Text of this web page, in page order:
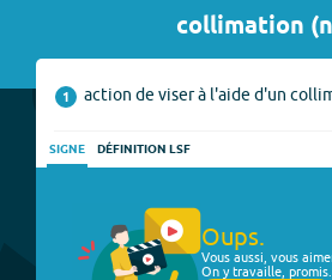
collimation (
1 action de viser à l'aide d'un
SIGNE DÉFINITION LSF
Oups.
Vous aussi, vous
On y travaille, promis.